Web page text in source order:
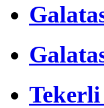
Tekerli